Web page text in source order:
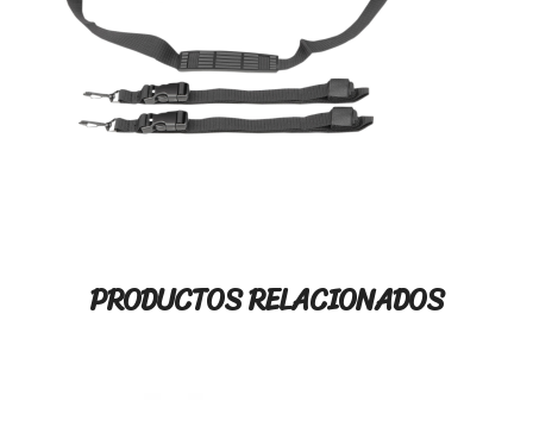
PRODUCTOS RELACIONADOS